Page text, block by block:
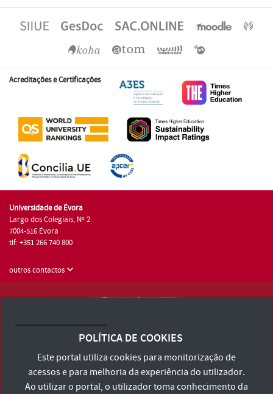
Acreditações e Certificações
Universidade de Évora
Largo dos Colegiais, Nº 2
7004-516 Évora
tlf: +351 266 740 800
outros contactos
Consulte os Termos e Condições e Política de Privacidade
Declaração de Acessibilidade
POLÍTICA DE COOKIES
Este portal utiliza cookies para monitorização de
acessos e para melhoria da experiência do utilizador.
Ao utilizar o portal, o utilizador toma conhecimento da